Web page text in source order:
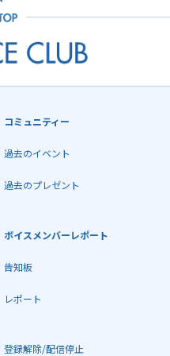
コミュニティー
過去のイベント
過去のプレゼント
ボイスメンバーレポート
告知板
レポート
登録解除/配信停止